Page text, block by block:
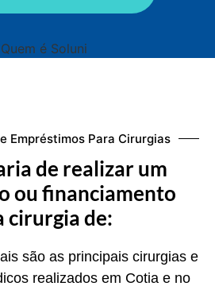
Empréstimos Para Cirurgias
de realizar um
ou financiamento
cirurgia de:
são as principais cirurgias e
realizados em Cotia e no